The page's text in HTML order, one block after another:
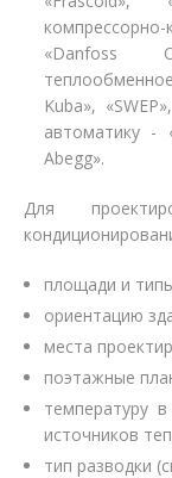
«Danfoss
Kuba»,
автоматику -
Abegg».
Для
площади и
ориентацию
места
поэтажные
температуру
источников
тип разводки